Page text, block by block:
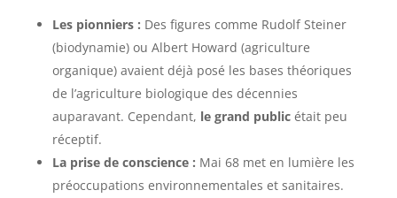
Les pionniers : Des figures comme Rudolf Steiner
(biodynamie) ou Albert Howard (agriculture
organique) avaient déjà posé les bases théoriques
de l’agriculture biologique des décennies
auparavant. Cependant, le grand publicétait peu
réceptif.
La prise de conscience : Mai 68 met en lumière les
préoccupations environnementales et sanitaires.